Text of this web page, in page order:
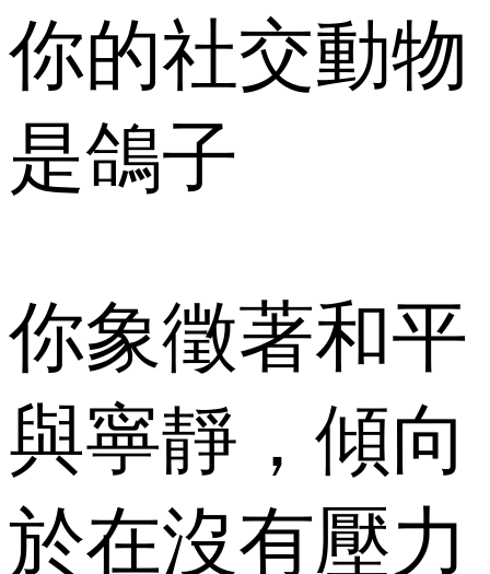
你的社交動物
是鴿子
你象徵著和平
與寧靜，傾向
於在沒有壓力